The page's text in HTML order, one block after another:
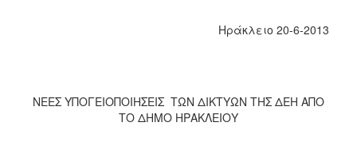
2015
Ηράκλειο 20-6-2013
ΝΕΕΣ ΥΠΟΓΕΙΟΠΟΙΗΣΕΙΣ ΤΩΝ ΔΙΚΤΥΩΝ ΤΗΣ ΔΕΗ ΑΠΟ
ΤΟ ΔΗΜΟ ΗΡΑΚΛΕΙΟΥ